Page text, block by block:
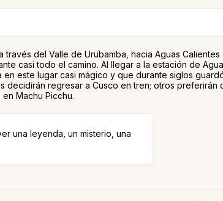
del Valle de Urubamba, hacia Aguas Calientes
casi todo el camino. Al llegar a la estación de
este lugar casi mágico y que durante siglos
decidirán regresar a Cusco en tren; otros preferirán
Machu Picchu.
una leyenda, un misterio, una